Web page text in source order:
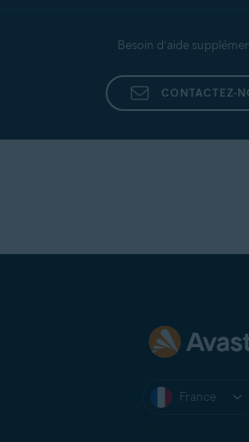
Besoin d’aide
CONTACTEZ-
France